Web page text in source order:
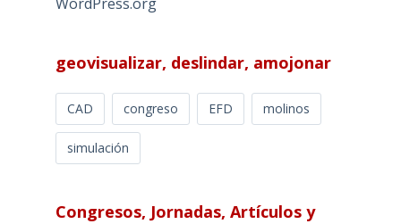
geovisualizar, deslindar, amojonar
CAD congreso EFD molinos
simulación
Congresos, Jornadas, Artículos y